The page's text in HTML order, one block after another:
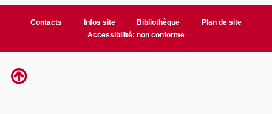
Contacts Infos site Bibliothèque
Plan de site
Accessibilité: non conforme